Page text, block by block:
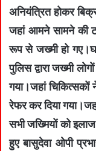
अनियंत्रित होकर
जहां आमने सामने की
रूप से जख्मी हो
पुलिस द्वारा जख्मी
गया।जहां
रेफर कर दिया
सभी जख्मियों को
हुए बासुदेवा ओपी